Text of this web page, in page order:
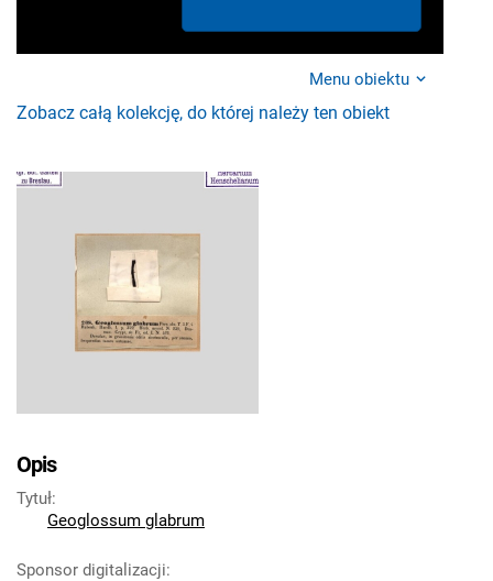
Menu obiektu
Zobacz całą kolekcję, do której należy ten obiekt
Opis
Tytuł:
Geoglossum glabrum
Sponsor digitalizacji: